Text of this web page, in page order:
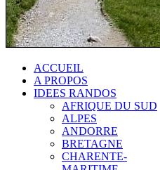
ACCUEIL
A PROPOS
IDEES RANDOS
AFRIQUE DU SUD
ALPES
ANDORRE
BRETAGNE
CHARENTE-